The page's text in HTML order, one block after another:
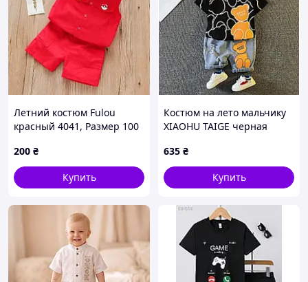
Летний костюм Fulou
красный 4041, Размер 100
200 ₴
Купить
Костюм на лето мальчику
XIAOHU TAIGE черная
100
635 ₴
Купить